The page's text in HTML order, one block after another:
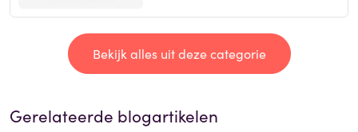
Bekijk alles uit deze categorie
Gerelateerde blogartikelen